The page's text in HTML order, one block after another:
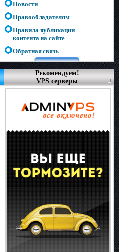
Новости
Правообладателям
Правила публикации
контента на сайте
Обратная связь
Рекомендуем!
VPS серверы